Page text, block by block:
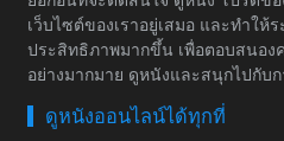
เว็บไซต์ของเราอยู่เสมอ และทำให้
ประสิทธิภาพมากขึ้น เพื่อตอบสนอง
อย่างมากมาย ดูหนังและสนุกไปกับก
ดูหนังออนไลน์ได้ทุกที่